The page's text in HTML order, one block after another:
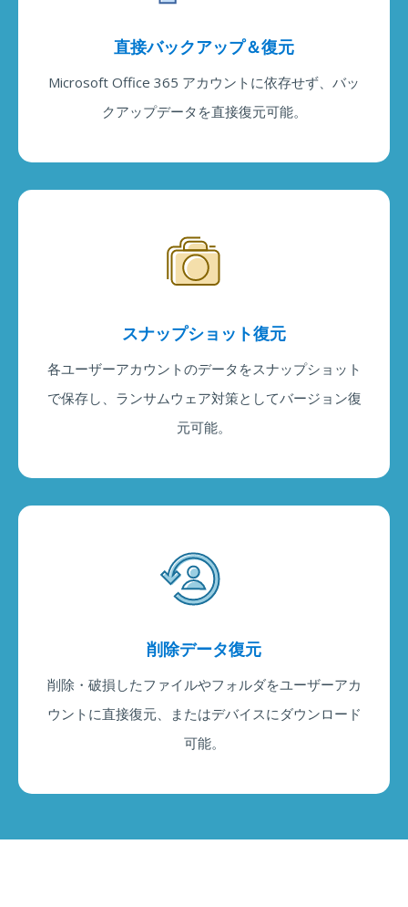
直接バックアップ＆復元
Microsoft Office 365 アカウントに依存せず、バッ
クアップデータを直接復元可能。
スナップショット復元
各ユーザーアカウントのデータをスナップショット
で保存し、ランサムウェア対策としてバージョン復
元可能。
削除データ復元
削除・破損したファイルやフォルダをユーザーアカ
ウントに直接復元、またはデバイスにダウンロード
可能。